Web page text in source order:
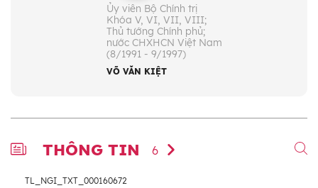
Ủy viên Bộ Chính trị
Khóa V, VI, VII, VIII;
Thủ tướng Chính phủ;
nước CHXHCN Việt Nam
(8/1991 - 9/1997)
VÕ VĂN KIỆT
THÔNG TIN 6
TL_NGI_TXT_000160672